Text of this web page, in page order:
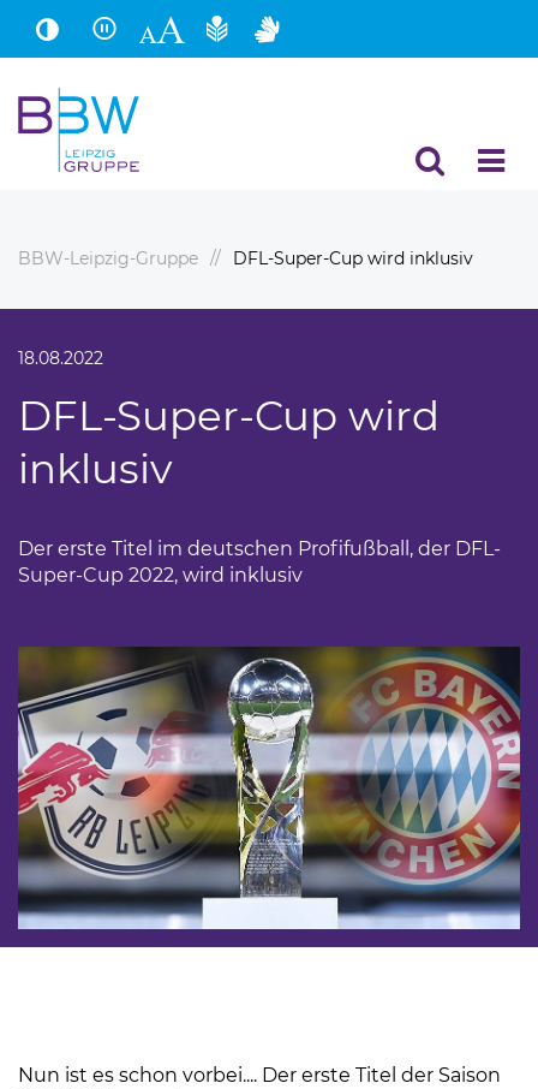
Hauptinhalt
Fußbereich
BBW-Leipzig-Gruppe DFL-Super-Cup wird inklusiv
18.08.2022
DFL-Super-Cup wird
inklusiv
Der erste Titel im deutschen Profifußball, der DFL-
Super-Cup 2022, wird inklusiv
Nun ist es schon vorbei.... Der erste Titel der Saison